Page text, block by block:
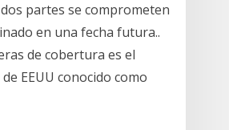
partes se comprometen
en una fecha futura..
de cobertura es el
EEUU conocido como